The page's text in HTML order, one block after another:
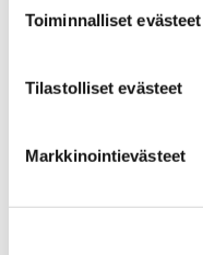
Toiminnalliset evästeet
Tilastolliset evästeet
Markkinointievästeet
Hoito-ohjeet